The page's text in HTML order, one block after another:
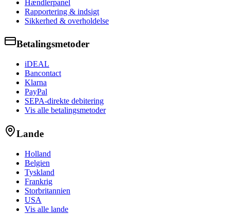
Hændlerpanel
Rapportering & indsigt
Sikkerhed & overholdelse
Betalingsmetoder
iDEAL
Bancontact
Klarna
PayPal
SEPA-direkte debitering
Vis alle betalingsmetoder
Lande
Holland
Belgien
Tyskland
Frankrig
Storbritannien
USA
Vis alle lande